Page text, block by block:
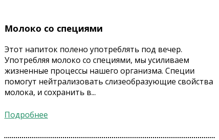
Молоко со специями
Этот напиток полено употреблять под вечер.
Употребляя молоко со специями, мы усиливаем
жизненные процессы нашего организма. Специи
помогут нейтрализовать слизеобразующие свойства
молока, и сохранить в...
Подробнее